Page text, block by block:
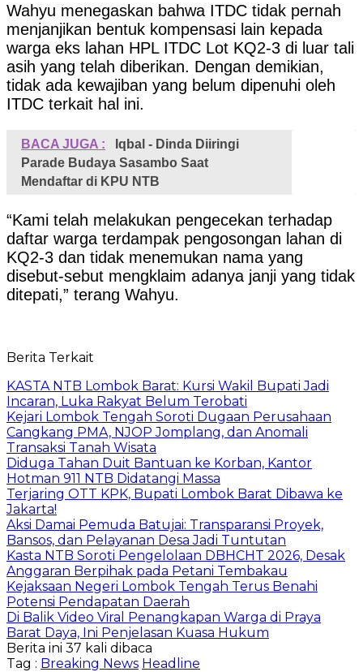
Wahyu menegaskan bahwa ITDC tidak pernah
menjanjikan bentuk kompensasi lain kepada
warga eks lahan HPL ITDC Lot KQ2-3 di luar tali
asih yang telah diberikan. Dengan demikian,
tidak ada kewajiban yang belum dipenuhi oleh
ITDC terkait hal ini.
BACA JUGA :
Iqbal - Dinda Diiringi
Parade Budaya Sasambo Saat
Mendaftar di KPU NTB
“Kami telah melakukan pengecekan terhadap
daftar warga terdampak pengosongan lahan di
KQ2-3 dan tidak menemukan nama yang
disebut-sebut mengklaim adanya janji yang tidak
ditepati,” terang Wahyu.
Berita Terkait
KASTA NTB Lombok Barat: Kursi Wakil Bupati Jadi
Incaran, Luka Rakyat Belum Terobati
Kejari Lombok Tengah Soroti Dugaan Perusahaan
Cangkang PMA, NJOP Jomplang, dan Anomali
Transaksi Tanah Wisata
Diduga Tahan Duit Bantuan ke Korban, Kantor
Hotman 911 NTB Didatangi Massa
Terjaring OTT KPK, Bupati Lombok Barat Dibawa ke
Jakarta!
Aksi Damai Pemuda Batujai: Transparansi Proyek,
Bansos, dan Pelayanan Desa Jadi Tuntutan
Kasta NTB Soroti Pengelolaan DBHCHT 2026, Desak
Anggaran Berpihak pada Petani Tembakau
Kejaksaan Negeri Lombok Tengah Terus Benahi
Potensi Pendapatan Daerah
Di Balik Video Viral Penangkapan Warga di Praya
Barat Daya, Ini Penjelasan Kuasa Hukum
Berita ini 37 kali dibaca
Tag : Breaking News Headline